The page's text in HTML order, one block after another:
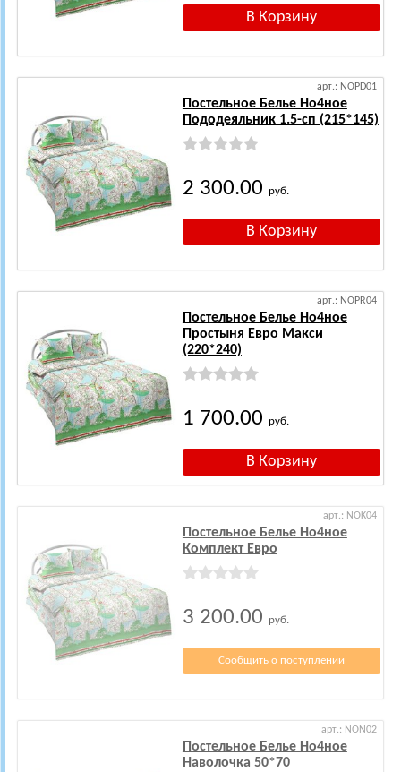
арт.: NOPD01
Постельное Белье Но4ное
Пододеяльник 1.5-сп (215*145)
2 300.00 руб.
арт.: NOPR04
Постельное Белье Но4ное
Простыня Евро Макси
(220*240)
1 700.00 руб.
арт.: NOK04
Постельное Белье Но4ное
Комплект Евро
3 200.00 руб.
Сообщить о поступлении
арт.: NON02
Постельное Белье Но4ное
Наволочка 50*70